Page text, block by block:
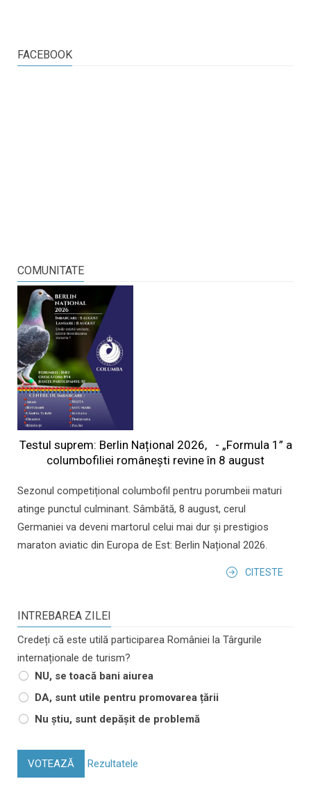
FACEBOOK
COMUNITATE
Testul suprem: Berlin Național 2026, - „Formula 1” a
columbofiliei româneşti revine în 8 august
Sezonul competițional columbofil pentru porumbeii maturi
atinge punctul culminant. Sâmbătă, 8 august, cerul
Germaniei va deveni martorul celui mai dur și prestigios
maraton aviatic din Europa de Est: Berlin Național 2026.
CITESTE
INTREBAREA ZILEI
Credeți că este utilă participarea României la Târgurile
internaționale de turism?
NU, se toacă bani aiurea
DA, sunt utile pentru promovarea țării
Nu știu, sunt depășit de problemă
VOTEAZĂ Rezultatele